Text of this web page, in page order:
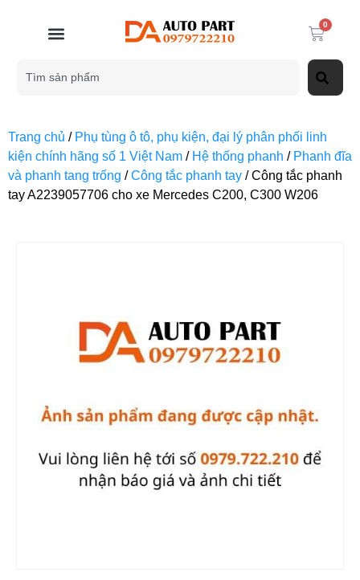
0
Trang chủ / Phụ tùng ô tô, phụ kiện, đại lý phân phối linh
kiện chính hãng số 1 Việt Nam / Hệ thống phanh / Phanh đĩa
và phanh tang trống /Công tắc phanh tay / Công tắc phanh
tay A2239057706 cho xe Mercedes C200, C300 W206